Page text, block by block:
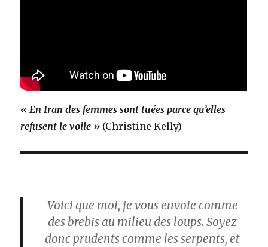
« En Iran des femmes sont tuées parce qu’elles
refusent le voile » (Christine Kelly)
Voici que moi, je vous envoie comme
des brebis au milieu des loups. Soyez
donc prudents comme les serpents, et